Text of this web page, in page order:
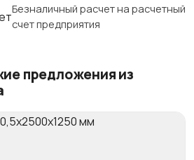
Безналичный расчет на расчетный
счет предприятия
предложения из